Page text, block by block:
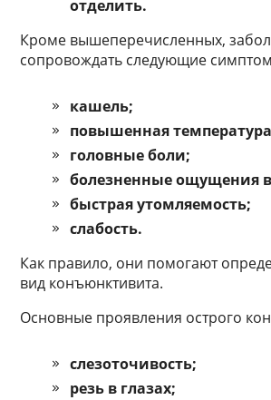
отделить.
Кроме вышеперечисленных,
сопровождать следующие
кашель;
повышенная
головные боли;
болезненные ощущения
быстрая утомляемость;
слабость.
Как правило, они помогают
вид конъюнктивита.
Основные проявления острого
слезоточивость;
резь в глазах;